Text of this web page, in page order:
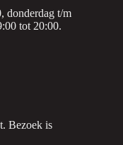
donderdag t/m
tot 20:00.
Bezoek is